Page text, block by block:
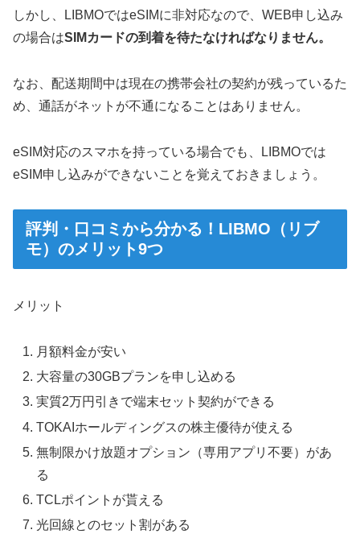
しかし、LIBMOではeSIMに非対応なので、WEB申し込み
の場合はSIMカードの到着を待たなければなりません。
なお、配送期間中は現在の携帯会社の契約が残っているた
め、通話がネットが不通になることはありません。
eSIM対応のスマホを持っている場合でも、LIBMOでは
eSIM申し込みができないことを覚えておきましょう。
評判・口コミから分かる！LIBMO（リブ
モ）のメリット9つ
メリット
月額料金が安い
大容量の30GBプランを申し込める
実質2万円引きで端末セット契約ができる
TOKAIホールディングスの株主優待が使える
無制限かけ放題オプション（専用アプリ不要）があ
る
TCLポイントが貰える
光回線とのセット割がある